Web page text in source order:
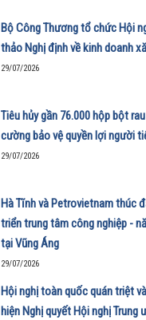
Bộ Công Thương tổ chức Hội
thảo Nghị định về kinh doanh
29/07/2026
Tiêu hủy gần 76.000 hộp bột
cường bảo vệ quyền lợi người
29/07/2026
Hà Tĩnh và Petrovietnam thúc
triển trung tâm công nghiệp -
tại Vũng Áng
29/07/2026
Hội nghị toàn quốc quán triệt
hiện Nghị quyết Hội nghị Trung